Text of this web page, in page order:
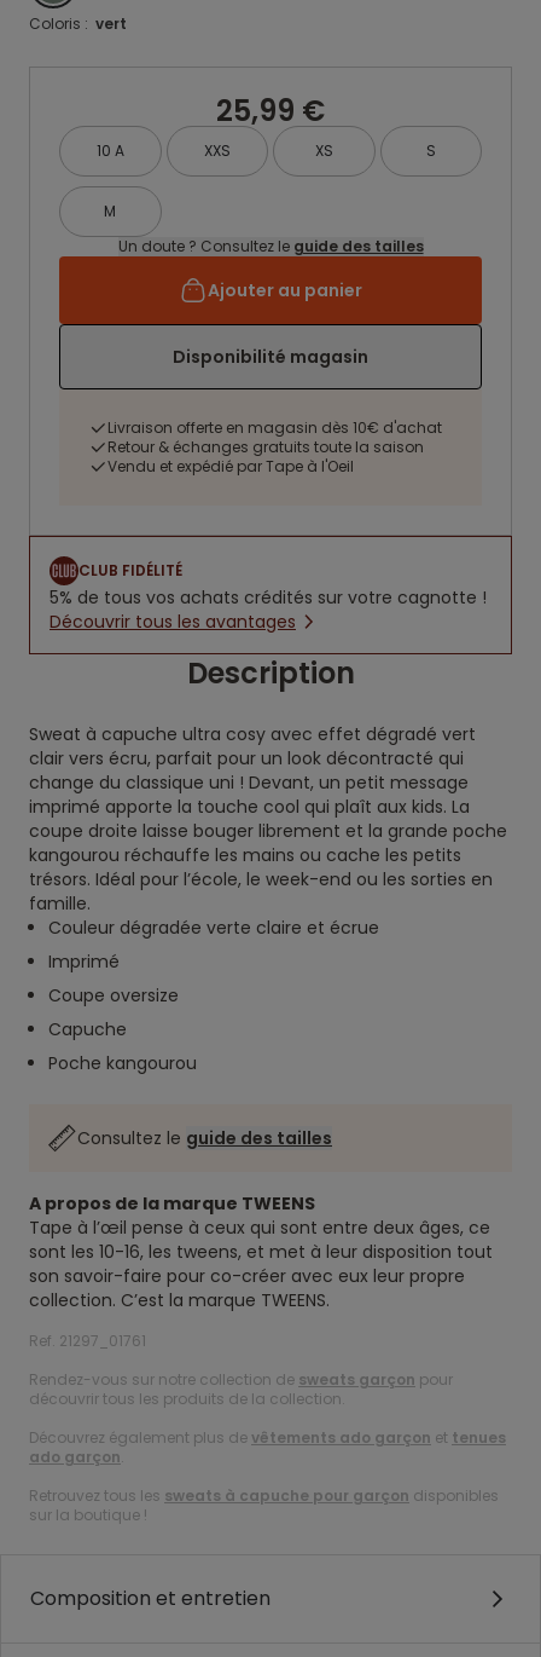
Coloris : vert
25,99 €
10 A XXS XS S
M
Un doute ? Consultez le guide des tailles
Ajouter au panier
Disponibilité magasin
Livraison offerte en magasin dès 10€ d'achat
Retour & échanges gratuits toute la saison
Vendu et expédié par Tape à l'Oeil
CLUB FIDÉLITÉ
5% de tous vos achats crédités sur votre cagnotte !
Découvrir tous les avantages
Description
Sweat à capuche ultra cosy avec effet dégradé vert
clair vers écru, parfait pour un look décontracté qui
change du classique uni ! Devant, un petit message
imprimé apporte la touche cool qui plaît aux kids. La
coupe droite laisse bouger librement et la grande poche
kangourou réchauffe les mains ou cache les petits
trésors. Idéal pour l’école, le week-end ou les sorties en
famille.
Couleur dégradée verte claire et écrue
Imprimé
Coupe oversize
Capuche
Poche kangourou
Consultez le guide des tailles
A propos de la marque TWEENS
Tape à l’œil pense à ceux qui sont entre deux âges, ce
sont les 10-16, les tweens, et met à leur disposition tout
son savoir-faire pour co-créer avec eux leur propre
collection. C’est la marque TWEENS.
Ref. 21297_01761
Rendez-vous sur notre collection de sweats garçon pour
découvrir tous les produits de la collection.
Découvrez également plus devêtements ado garçon et tenues
ado garçon.
Retrouvez tous les sweats à capuche pour garçon disponibles
sur la boutique !
Composition et entretien